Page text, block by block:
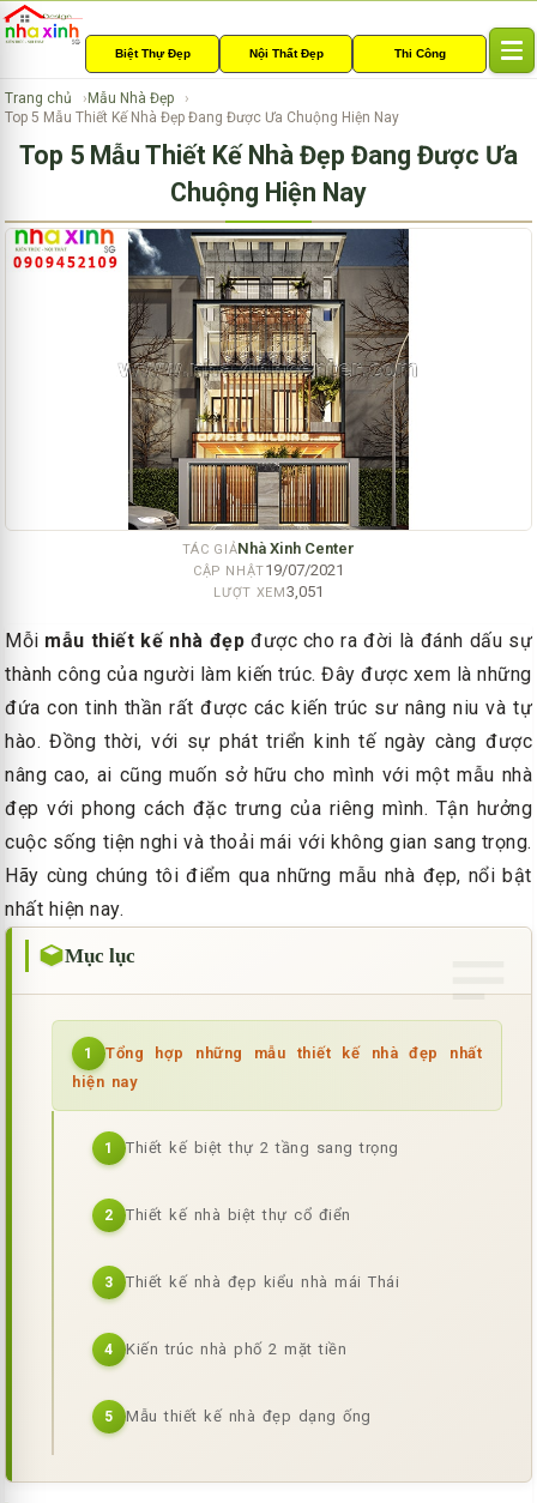
Biệt Thự Đẹp Nội Thất Đẹp Thi Công
l
a
Trang chủ
Mẫu Nhà Đẹp
Top 5 Mẫu Thiết Kế Nhà Đẹp Đang Được Ưa Chuộng Hiện Nay
Top 5 Mẫu Thiết Kế Nhà Đẹp Đang Được Ưa
Chuộng Hiện Nay
TÁC GIẢNhà Xinh Center
CẬP NHẬT19/07/2021
LƯỢT XEM3,051
Mỗi mẫu thiết kế nhà đẹp được cho ra đời là đánh dấu sự
thành công của người làm kiến trúc. Đây được xem là những
đứa con tinh thần rất được các kiến trúc sư nâng niu và tự
hào. Đồng thời, với sự phát triển kinh tế ngày càng được
nâng cao, ai cũng muốn sở hữu cho mình với một mẫu nhà
đẹp với phong cách đặc trưng của riêng mình. Tận hưởng
cuộc sống tiện nghi và thoải mái với không gian sang trọng.
Hãy cùng chúng tôi điểm qua những mẫu nhà đẹp, nổi bật
nhất hiện nay.
Mục lục
1
Tổng hợp những mẫu thiết kế nhà đẹp nhất
hiện nay
1 Thiết kế biệt thự 2 tầng sang trọng
2 Thiết kế nhà biệt thự cổ điển
3 Thiết kế nhà đẹp kiểu nhà mái Thái
4 Kiến trúc nhà phố 2 mặt tiền
5 Mẫu thiết kế nhà đẹp dạng ống